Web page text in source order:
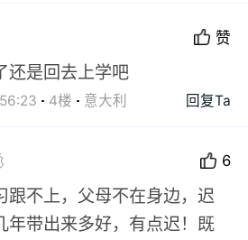
赞
还是回去上学吧
4楼 意大利 回复Ta
6
跟不上，父母不在身边，迟
年带出来多好，有点迟！既